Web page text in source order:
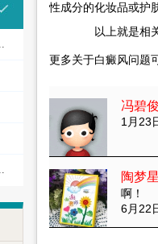
性成分的化妆品或护
以上就是相关
更多关于白癜风问题
冯碧俊
1月23
陶梦星
啊！
6月22